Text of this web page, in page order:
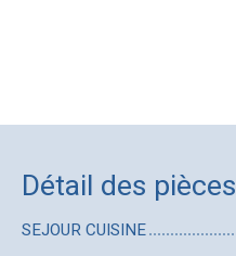
Détail des pièces
SEJOUR CUISINE